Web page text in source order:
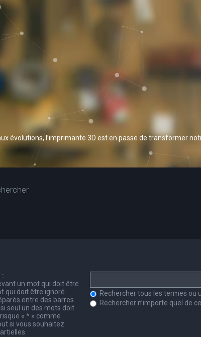
évolutions, l’imprimante 3D est en passe de transformer
:
un mot qui doit être
qui doit être ignoré.
entre des barres
seul un des mots doit
« * » comme
si vous souhaitez
Rechercher tous les termes
Rechercher n’importe quel de